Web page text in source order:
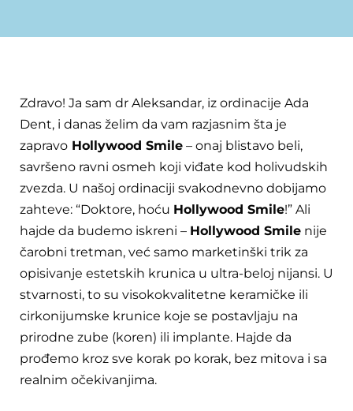
Zdravo! Ja sam dr Aleksandar, iz ordinacije Ada
Dent, i danas želim da vam razjasnim šta je
zapravo Hollywood Smile – onaj blistavo beli,
savršeno ravni osmeh koji viđate kod holivudskih
zvezda. U našoj ordinaciji svakodnevno dobijamo
zahteve: “Doktore, hoću Hollywood Smile!” Ali
hajde da budemo iskreni – Hollywood Smile nije
čarobni tretman, već samo marketinški trik za
opisivanje estetskih krunica u ultra-beloj nijansi. U
stvarnosti, to su visokokvalitetne keramičke ili
cirkonijumske krunice koje se postavljaju na
prirodne zube (koren) ili implante. Hajde da
prođemo kroz sve korak po korak, bez mitova i sa
realnim očekivanjima.